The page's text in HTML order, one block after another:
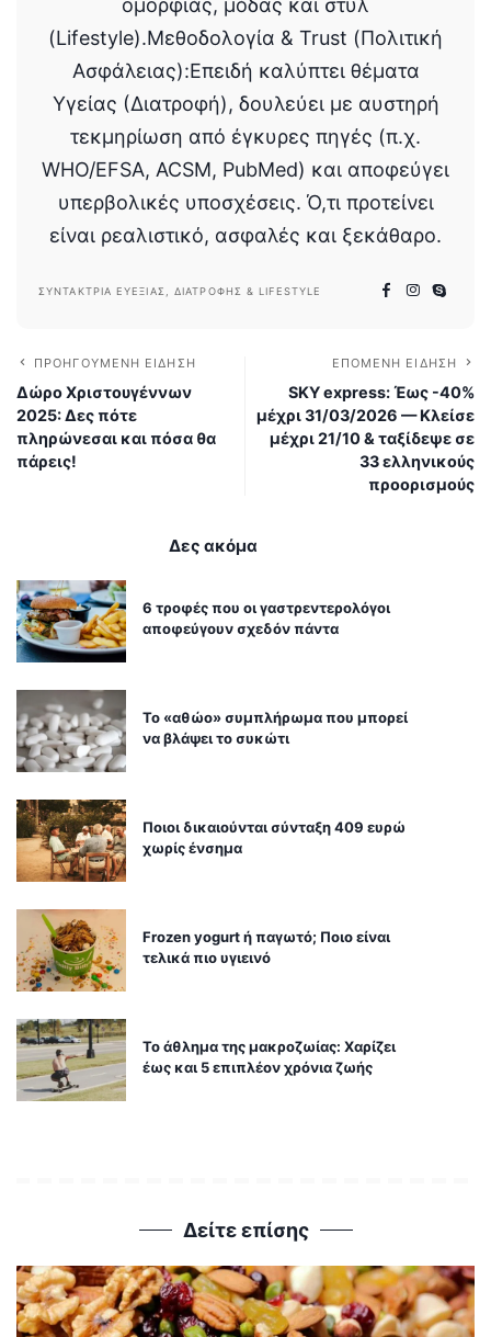
ομορφιάς, μόδας και στυλ
(Lifestyle).Μεθοδολογία & Trust (Πολιτική
Ασφάλειας):Επειδή καλύπτει θέματα
Υγείας (Διατροφή), δουλεύει με αυστηρή
τεκμηρίωση από έγκυρες πηγές (π.χ.
WHO/EFSA, ACSM, PubMed) και αποφεύγει
υπερβολικές υποσχέσεις. Ό,τι προτείνει
είναι ρεαλιστικό, ασφαλές και ξεκάθαρο.
ΣΥΝΤΆΚΤΡΙΑ ΕΥΕΞΊΑΣ, ΔΙΑΤΡΟΦΉΣ & LIFESTYLE
ΠΡΟΗΓΟΎΜΕΝΗ ΕΊΔΗΣΗ
Δώρο Χριστουγέννων
2025: Δες πότε
πληρώνεσαι και πόσα θα
πάρεις!
ΕΠΌΜΕΝΗ ΕΊΔΗΣΗ
SKY express: Έως -40%
μέχρι 31/03/2026 — Κλείσε
μέχρι 21/10 & ταξίδεψε σε
33 ελληνικούς
προορισμούς
Δες ακόμα
6 τροφές που οι γαστρεντερολόγοι
αποφεύγουν σχεδόν πάντα
Το «αθώο» συμπλήρωμα που μπορεί
να βλάψει το συκώτι
Ποιοι δικαιούνται σύνταξη 409 ευρώ
χωρίς ένσημα
Frozen yogurt ή παγωτό; Ποιο είναι
τελικά πιο υγιεινό
Το άθλημα της μακροζωίας: Χαρίζει
έως και 5 επιπλέον χρόνια ζωής
Δείτε επίσης